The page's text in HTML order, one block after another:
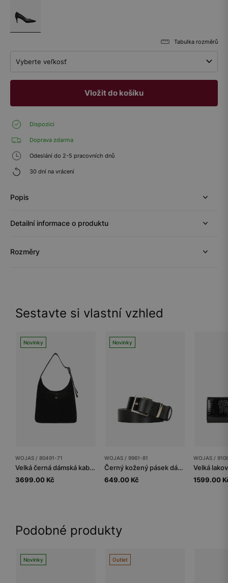
Tabulka rozměrů
Vyberte veľkosť
Vložit do košíku
Dispozici
Doprava zdarma
Odeslání do 2-5 pracovních dnů
30 dní na vrácení
Popis
Detailní informace o produktu
Rozměry
Sestavte si vlastní vzhled
Novinky
WOJAS / 80491-71
Velká černá dámská kabelka z kombinované kůže
3699.00 Kč
Novinky
WOJAS / 9961-81
Černý kožený pásek dámský se zlatou přezkou
649.00 Kč
WOJAS /
1599.00
Podobné produkty
Novinky Outlet